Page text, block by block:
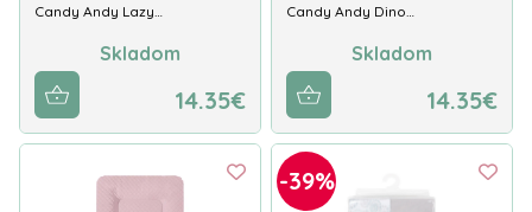
Candy Andy Lazy…
Skladom
14.35€
Candy Andy Dino…
Skladom
14.35€
-39%